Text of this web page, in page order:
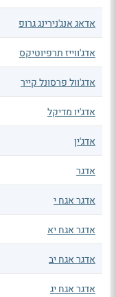
אדאג אנג'נירינג גרופ
אדג'ווייז תרפיוטיקס
אדג'וול פרסונל קייר
אדג'יו מדיקל
אדג'ין
אדגר
אדגר אגח י
אדגר אגח יא
אדגר אגח יב
אדגר אגח יג